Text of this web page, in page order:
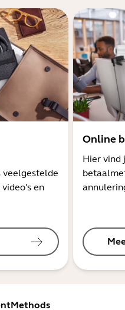
veelgestelde
en
Online
Hier vind